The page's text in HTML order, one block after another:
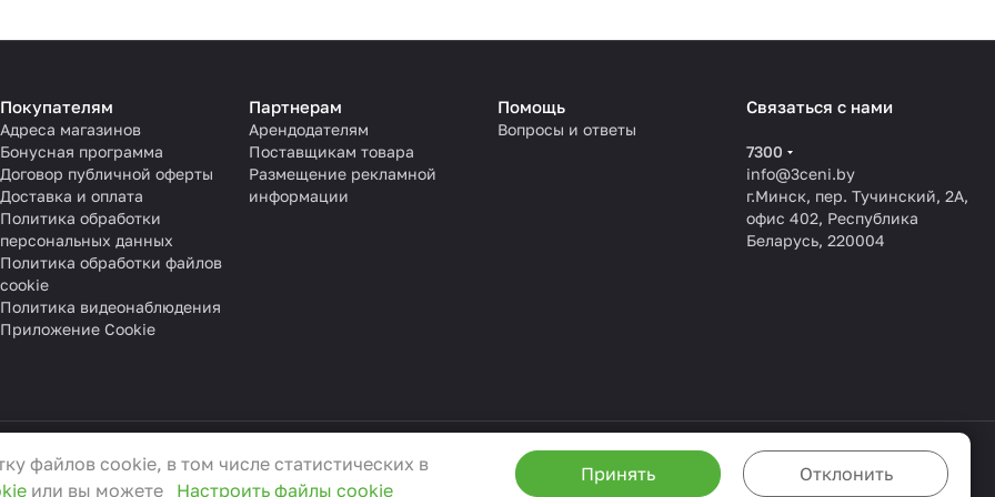
Покупателям
Адреса магазинов
Бонусная программа
Договор публичной оферты
Доставка и оплата
Политика обработки
персональных данных
Политика обработки файлов
cookie
Политика видеонаблюдения
Приложение Cookie
Партнерам
Арендодателям
Поставщикам товара
Размещение рекламной
информации
Помощь
Вопросы и ответы
Связаться с нами
7300
info@3ceni.by
г.Минск, пер. Тучинский, 2А,
офис 402, Республика
Беларусь, 220004
г.
, e-mail: info@3ceni.by
файлов cookie, в том числе статистических в
или вы можете Настроить файлы cookie
Принять Отклонить